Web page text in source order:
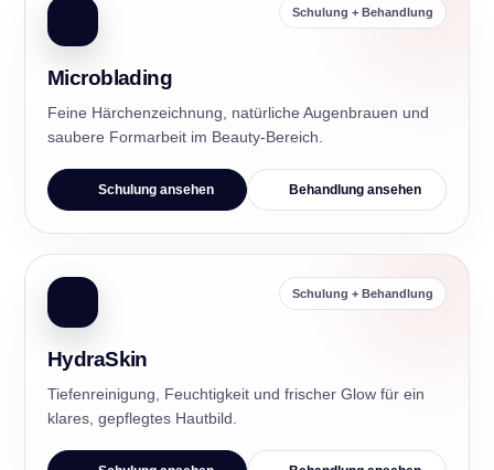
Schulung + Behandlung
Microblading
Feine Härchenzeichnung, natürliche Augenbrauen und
saubere Formarbeit im Beauty-Bereich.
Schulung ansehen Behandlung ansehen
Schulung + Behandlung
HydraSkin
Tiefenreinigung, Feuchtigkeit und frischer Glow für ein
klares, gepflegtes Hautbild.